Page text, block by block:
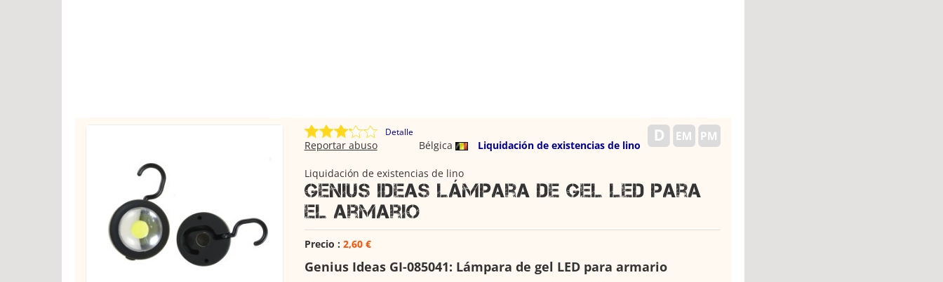
Detalle
Bélgica Liquidación de existencias de lino
Reportar abuso
Liquidación de existencias de lino
Genius Ideas Lámpara de gel LED para
el armario
Precio : 2,60 €
Genius Ideas GI-085041: Lámpara de gel LED para armario